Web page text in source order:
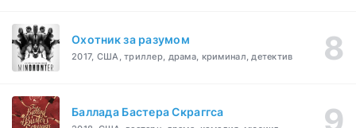
Охотник за разумом
2017, США, триллер, драма, криминал, детектив
Баллада Бастера Скраггса